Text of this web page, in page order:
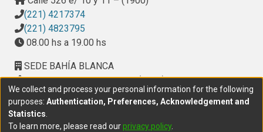
(221) 4217374
(221) 4823795
08.00 hs a 19.00 hs
SEDE BAHÍA BLANCA
Calle Ciudad de Cali 320 – (8000). Universidad
Provincial del Sudoeste (UPSO)
(291) 459 2550, interno 147
10.00 h a 14.00 h
We collect and process your personal information for the following
purposes: Authentication, Preferences, Acknowledgement and
Statistics
To learn more, please read ourprivacy policy.